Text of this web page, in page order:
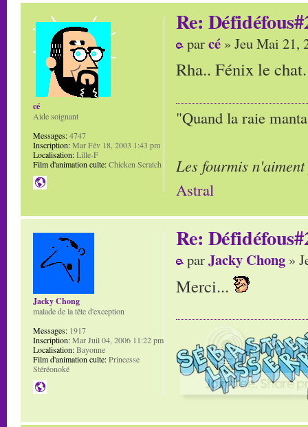
Re:
parcé » Jeu Mai 21,
Rha.. Fénix le
"Quand la raie
Les fourmis
Astral
cé
Aide soignant
Messages:4747
Inscription:Mar Fév 18, 2003 1:43 pm
Localisation:Lille-F
Film d'animation culte:Chicken Scratch
Re:
parJacky Chong »
Merci...
Jacky Chong
malade de la tête d'exception
Messages: 1917
Inscription:Mar Juil 04, 2006 11:22 pm
Localisation:Bayonne
Film d'animation culte:Princesse
Stéréonoké